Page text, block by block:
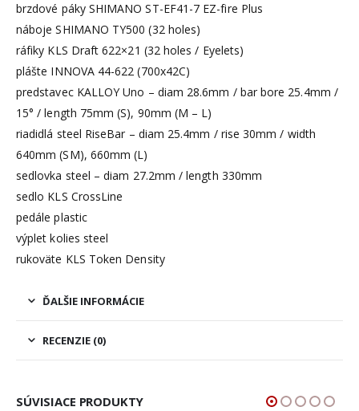
brzdové páky SHIMANO ST-EF41-7 EZ-fire Plus
náboje SHIMANO TY500 (32 holes)
ráfiky KLS Draft 622×21 (32 holes / Eyelets)
plášte INNOVA 44-622 (700x42C)
predstavec KALLOY Uno – diam 28.6mm / bar bore 25.4mm /
15° / length 75mm (S), 90mm (M – L)
riadidlá steel RiseBar – diam 25.4mm / rise 30mm / width
640mm (SM), 660mm (L)
sedlovka steel – diam 27.2mm / length 330mm
sedlo KLS CrossLine
pedále plastic
výplet kolies steel
rukoväte KLS Token Density
ĎALŠIE INFORMÁCIE
RECENZIE (0)
SÚVISIACE PRODUKTY